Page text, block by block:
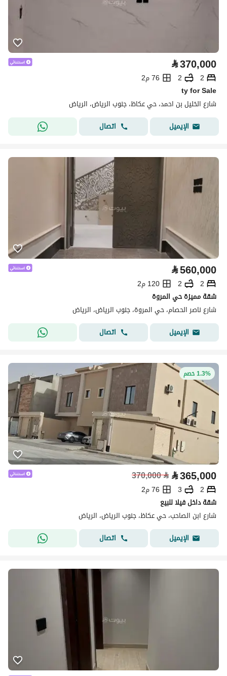
⃁370,000
2
2
76 م2
ty for Sale
شارع الخليل بن احمد، حي عكاظ، جنوب الرياض، الرياض
الإيميل
اتصال
⃁560,000
2
2
120 م2
شقة مميزة حي المروة
شارع ناصر الحصام، حي المروة، جنوب الرياض، الرياض
الإيميل
اتصال
1.3% خصم
⃁365,000
⃁
370,000
2
3
76 م2
شقة داخل فيلا للبيع
شارع ابن الصاحب، حي عكاظ، جنوب الرياض، الرياض
الإيميل
اتصال